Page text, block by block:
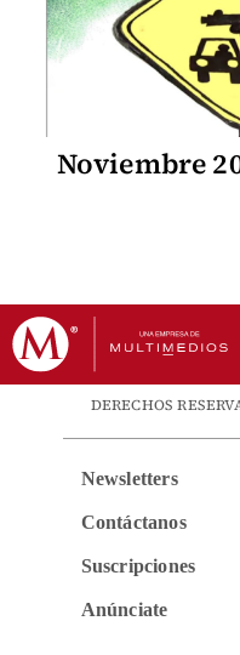
Noviembre
DERECHOS
Newsletters
Contáctanos
Suscripciones
Anúnciate